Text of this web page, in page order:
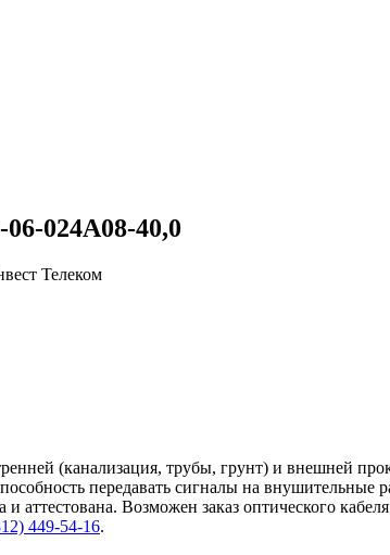
024А08-40,0
(канализация, трубы, грунт) и внешней
передавать сигналы на
аттестована. Возможен заказ оптического
449-54-16.